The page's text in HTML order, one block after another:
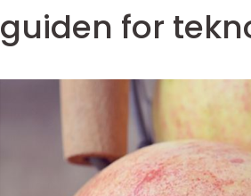
guiden for